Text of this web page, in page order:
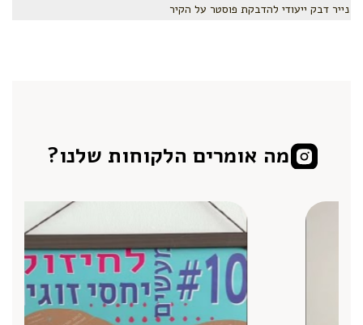
נייר דבק ייעודי להדבקת פוסטר על הקיר
מה אומרים הלקוחות שלנו?